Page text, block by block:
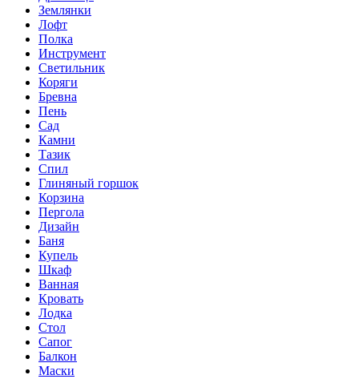
Землянки
Лофт
Полка
Инструмент
Светильник
Коряги
Бревна
Пень
Сад
Камни
Тазик
Спил
Глиняный горшок
Корзина
Пергола
Дизайн
Баня
Купель
Шкаф
Ванная
Кровать
Лодка
Стол
Сапог
Балкон
Маски